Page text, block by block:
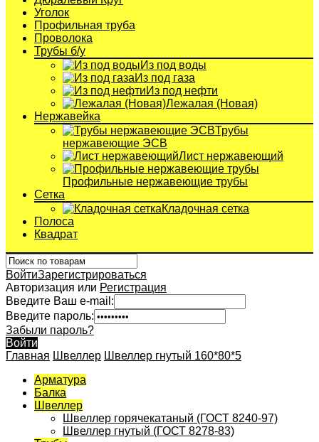
Уголок
Профильная труба
Проволока
Трубы б/у
Из под воды
Из под газа
Из под нефти
Лежалая (Новая)
Нержавейка
Трубы
нержавеющие ЭСВ
Лист нержавеющий
Профильные нержавеющие трубы
Сетка
Кладочная сетка
Полоса
Квадрат
ВойтиЗарегистрироваться
Авторизация или Регистрация
Введите Ваш e-mail:
Введите пароль:
Забыли пароль?
Войти
Главная Швеллер Швеллер гнутый 160*80*5
Арматура
Балка
Швеллер
Швеллер горячекатаный (ГОСТ 8240-97)
Швеллер гнутый (ГОСТ 8278-83)